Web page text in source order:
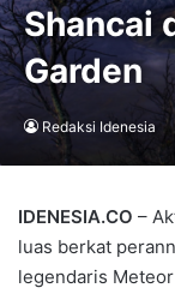
Shancai
Garden
Redaksi Idenesia
IDENESIA.CO –
luas berkat
legendaris